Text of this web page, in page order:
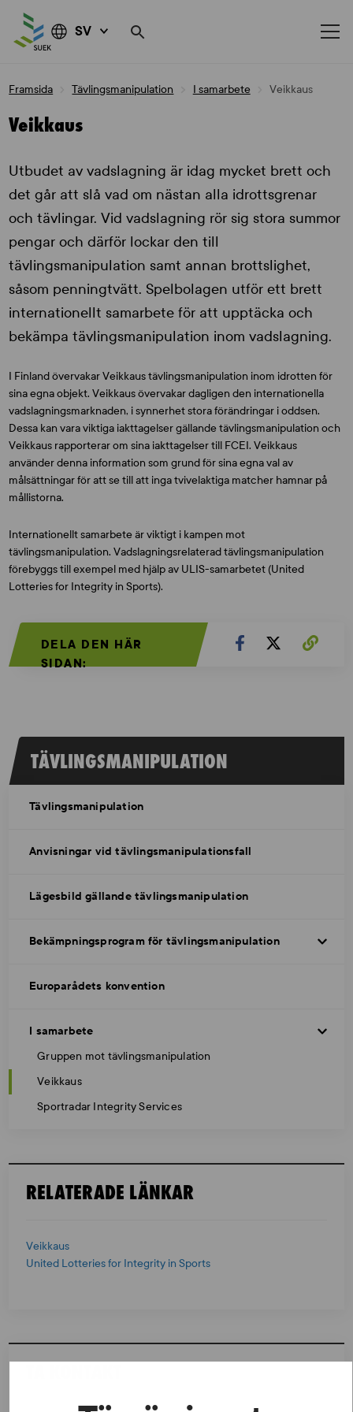
SV
Framsida Tävlingsmanipulation I samarbete Veikkaus
Veikkaus
Utbudet av vadslagning är idag mycket brett och
det går att slå vad om nästan alla idrottsgrenar
och tävlingar. Vid vadslagning rör sig stora summor
pengar och därför lockar den till
tävlingsmanipulation samt annan brottslighet,
såsom penningtvätt. Spelbolagen utför ett brett
internationellt samarbete för att upptäcka och
bekämpa tävlingsmanipulation inom vadslagning.
I Finland övervakar Veikkaus tävlingsmanipulation inom idrotten för
sina egna objekt. Veikkaus övervakar dagligen den internationella
vadslagningsmarknaden, i synnerhet stora förändringar i oddsen.
Dessa kan vara viktiga iakttagelser gällande tävlingsmanipulation och
Veikkaus rapporterar om sina iakttagelser till FCEI. Veikkaus
använder denna information som grund för sina egna val av
målsättningar för att se till att inga tvivelaktiga matcher hamnar på
mållistorna.
Internationellt samarbete är viktigt i kampen mot
tävlingsmanipulation. Vadslagningsrelaterad tävlingsmanipulation
förebyggs till exempel med hjälp av ULIS-samarbetet (United
Lotteries for Integrity in Sports).
DELA DEN HÄR
SIDAN:
TÄVLINGSMANIPULATION
Tävlingsmanipulation
Anvisningar vid tävlingsmanipulationsfall
Lägesbild gällande tävlingsmanipulation
Bekämpningsprogram för tävlingsmanipulation
Europarådets konvention
I samarbete
Gruppen mot tävlingsmanipulation
Veikkaus
Sportradar Integrity Services
RELATERADE LÄNKAR
Veikkaus
United Lotteries for Integrity in Sports